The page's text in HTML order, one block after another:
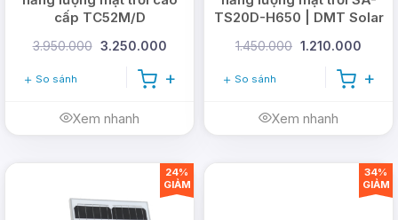
cấp TC52M/D
3.950.000 3.250.000
So sánh
Xem nhanh
TS20D-H650 | DMT Solar
1.450.000 1.210.000
So sánh
Xem nhanh
24%
GIẢM
34%
GIẢM